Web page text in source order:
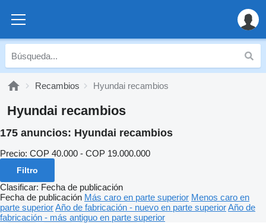
Recambios Hyundai recambios
Hyundai recambios
175 anuncios: Hyundai recambios
Precio: COP 40.000 - COP 19.000.000
Filtro
Clasificar: Fecha de publicación
Fecha de publicación Más caro en parte superior Menos caro en
parte superiorAño de fabricación - nuevo en parte superiorAño de
fabricación - más antiguo en parte superior